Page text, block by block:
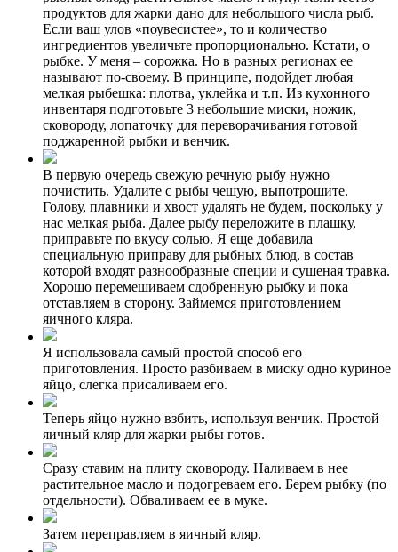
продуктов для жарки дано для небольшого числа рыб.
Если ваш улов «поувесистее», то и количество
ингредиентов увеличьте пропорционально. Кстати, о
рыбке. У меня – сорожка. Но в разных регионах ее
называют по-своему. В принципе, подойдет любая
мелкая рыбешка: плотва, уклейка и т.п. Из кухонного
инвентаря подготовьте 3 небольшие миски, ножик,
сковороду, лопаточку для переворачивания готовой
поджаренной рыбки и венчик.
В первую очередь свежую речную рыбу нужно
почистить. Удалите с рыбы чешую, выпотрошите.
Голову, плавники и хвост удалять не будем, поскольку у
нас мелкая рыба. Далее рыбу переложите в плашку,
приправьте по вкусу солью. Я еще добавила
специальную приправу для рыбных блюд, в состав
которой входят разнообразные специи и сушеная травка.
Хорошо перемешиваем сдобренную рыбку и пока
отставляем в сторону. Займемся приготовлением
яичного кляра.
Я использовала самый простой способ его
приготовления. Просто разбиваем в миску одно куриное
яйцо, слегка присаливаем его.
Теперь яйцо нужно взбить, используя венчик. Простой
яичный кляр для жарки рыбы готов.
Сразу ставим на плиту сковороду. Наливаем в нее
растительное масло и подогреваем его. Берем рыбку (по
отдельности). Обваливаем ее в муке.
Затем переправляем в яичный кляр.